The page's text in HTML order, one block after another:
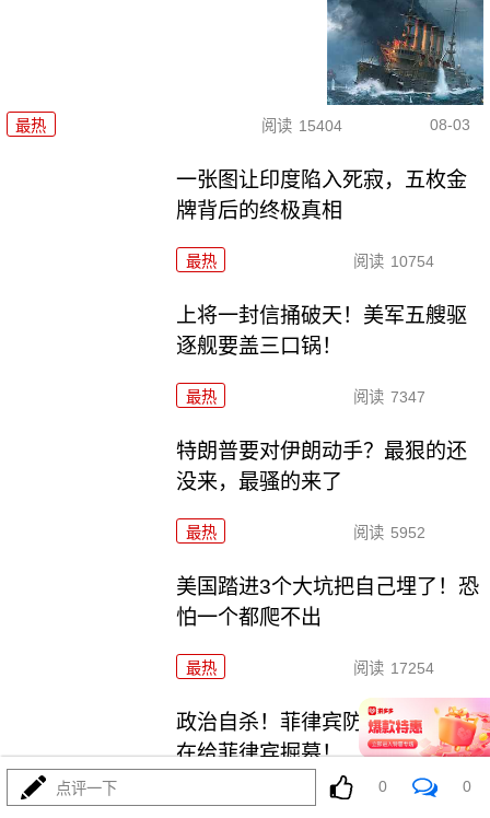
最热 阅读 15404 08-03
一张图让印度陷入死寂，五枚金
牌背后的终极真相
最热 阅读 10754
上将一封信捅破天！美军五艘驱
逐舰要盖三口锅！
最热 阅读 7347
特朗普要对伊朗动手？最狠的还
没来，最骚的来了
最热 阅读 5952
美国踏进3个大坑把自己埋了！恐
怕一个都爬不出
最热 阅读 17254
政治自杀！菲律宾防长，你这是
在给菲律宾掘墓！
最热
点评一下 0 0